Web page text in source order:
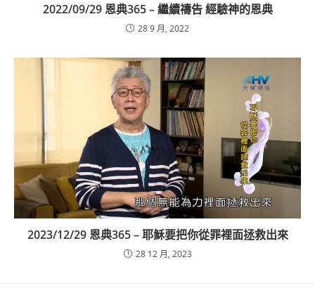
2022/09/29 恩典365 – 繼續禱告 經驗神的恩典
28 9 月, 2022
2023/12/29 恩典365 – 耶穌要把你從罪裡面拯救出來
28 12 月, 2023